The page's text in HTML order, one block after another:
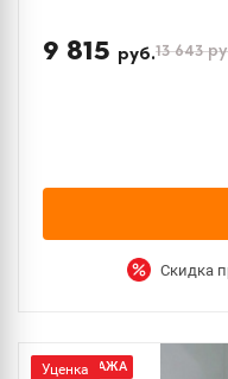
9 815 руб.13 643
Скидка
Уценка
РАСПРОДАЖА